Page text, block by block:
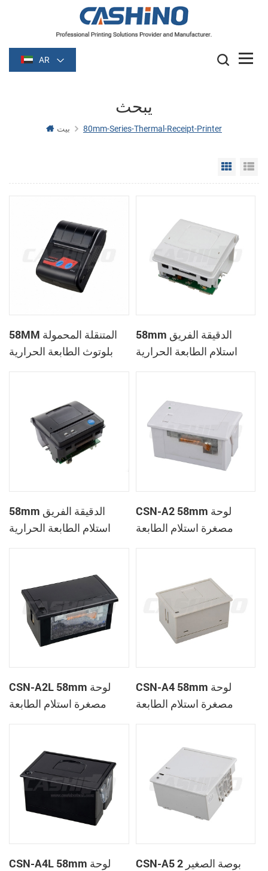
AR
يبحث
بيت 80mm-Series-Thermal-Receipt-Printer
Grid
58MM المتنقلة المحمولة
بلوتوث الطابعة الحرارية
58mm الدقيقة الفريق
استلام الطابعة الحرارية
58mm الدقيقة الفريق
استلام الطابعة الحرارية
CSN-A2 58mm لوحة
مصغرة استلام الطابعة
CSN-A2L 58mm لوحة
مصغرة استلام الطابعة
CSN-A4 58mm لوحة
مصغرة استلام الطابعة
CSN-A4L 58mm لوحة
CSN-A5 2 بوصة الصغير